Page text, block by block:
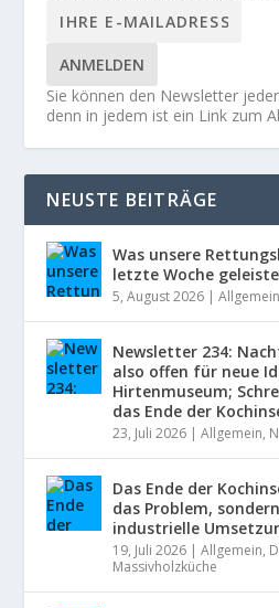
ANMELDEN
Sie können den Newsletter
denn in jedem ist ein Link zum
NEUSTE BEITRÄGE
Was unsere
letzte Woche
5, August 2026 |Allgemein
Newsletter 234:
also offen für neue
Hirtenmuseum;
das Ende der
23, Juli 2026 |Allgemein,
Das Ende der
das Problem,
industrielle
19, Juli 2026 |Allgemein,
Massivholzküche